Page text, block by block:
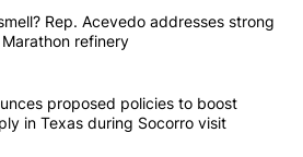
most commented articles in the last
that smell? Rep. Acevedo
Rep. Acevedo addresses strong
refinery
announces proposed policies to
proposed policies to boost
in Texas during Socorro visit